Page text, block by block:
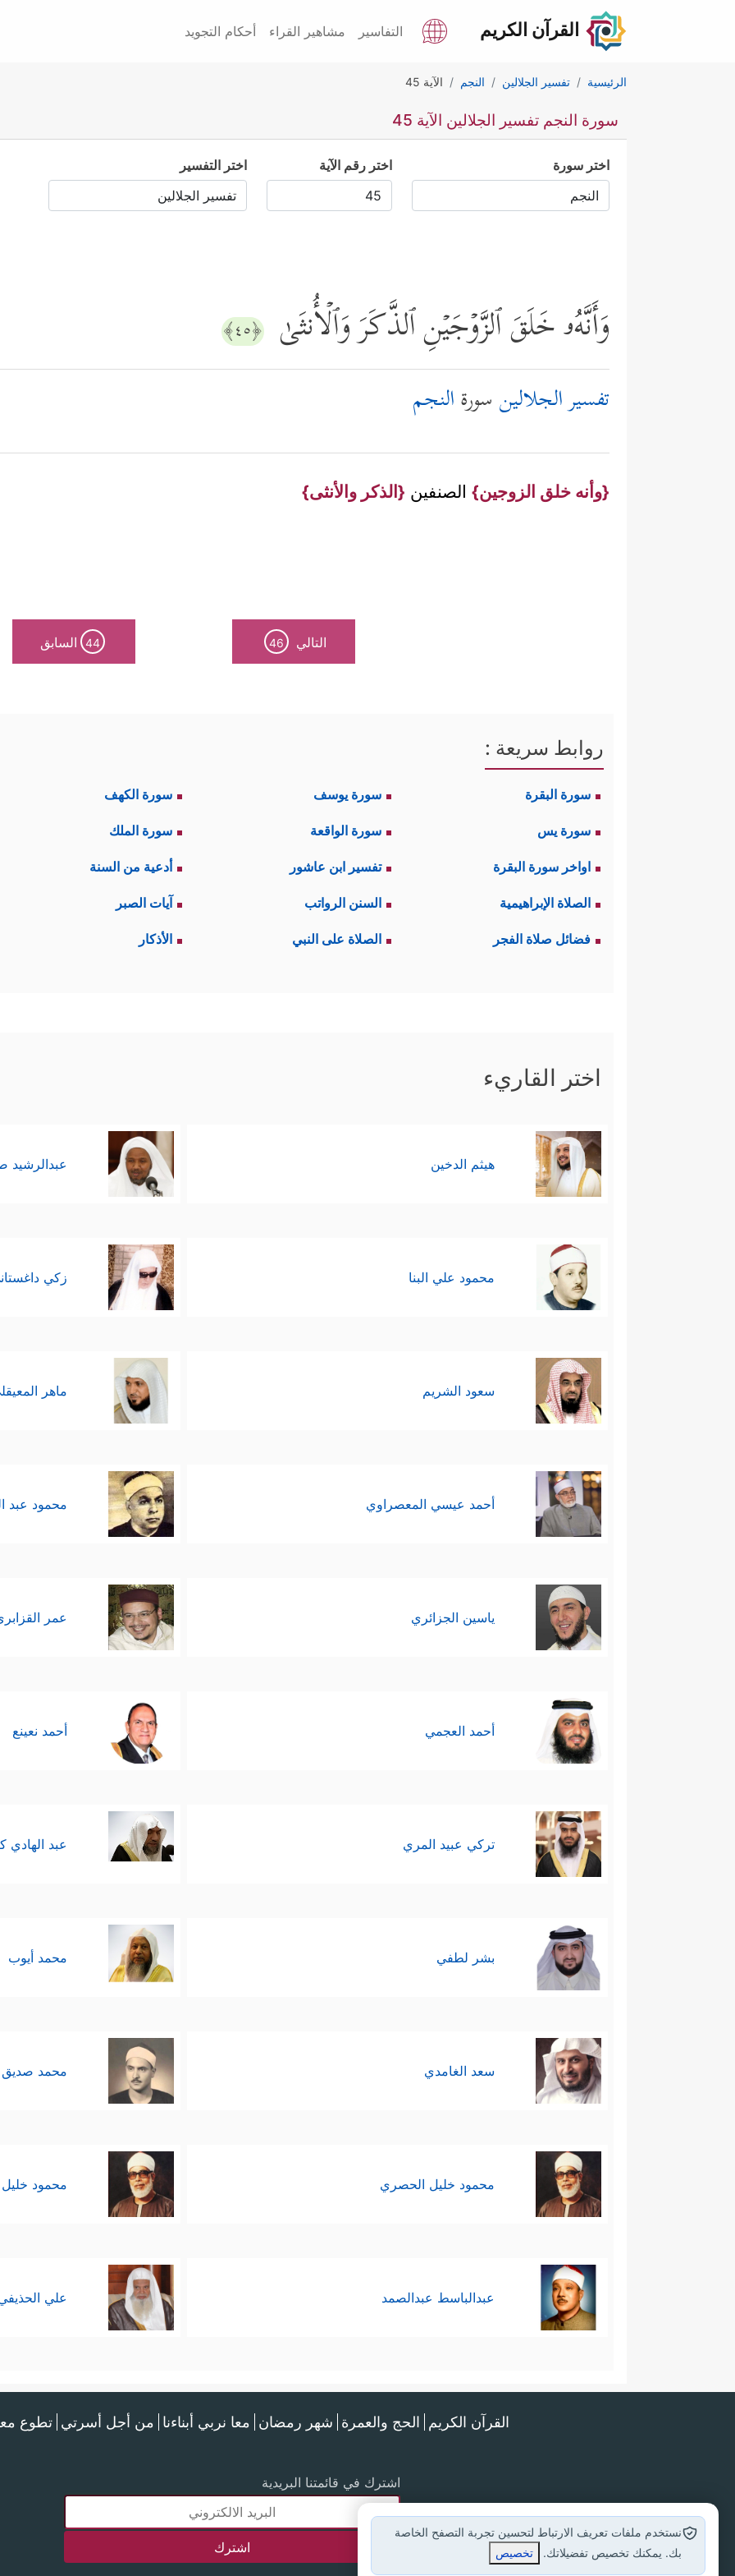
القرآن الكريم التفاسير مشاهير القراء أحكام التجويد
الرئيسية تفسير الجلالين النجم الآية 45
سورة النجم تفسير الجلالين الآية 45
اختر سورة اختر رقم الآية اختر التفسير
وَأَنَّهُۥ خَلَقَ ٱلزَّوۡجَیۡنِ ٱلذَّكَرَ وَٱلۡأُنثَىٰ ﴿٤٥﴾
تفسير الجلالين سورةالنجم
{وأنه خلق الزوجين} الصنفين {الذكر والأنثى}
التالي 46
44 السابق
روابط سريعة :
سورة البقرة سورة يوسف سورة الكهف
سورة يس سورة الواقعة سورة الملك
اواخر سورة البقرة تفسير ابن عاشور أدعية من السنة
الصلاة الإبراهيمية السنن الرواتب آيات الصبر
فضائل صلاة الفجر الصلاة على النبي الأذكار
اختر القاريء
هيثم الدخين عبدالرشيد
محمود علي البنا زكي
سعود الشريم ماهر
أحمد عيسي المعصراوي محمود عبد
ياسين الجزائري عمر
أحمد العجمي أحمد نعينع
تركي عبيد المري عبد الهادي
بشر لطفي محمد أيوب
سعد الغامدي محمد صديق
محمود خليل الحصري محمود
عبدالباسط عبدالصمد علي
القرآن الكريم الحج والعمرة شهر رمضان معا نربي أبناءنا من أجل أسرتي تطوع
اشترك في قائمتنا البريدية
نستخدم ملفات تعريف الارتباط لتحسين تجربة التصفح الخاصة
بك. يمكنك تخصيص تفضيلاتك.
تخصيص